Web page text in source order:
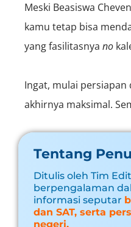
Meski Beasiswa
kamu tetap bisa
yang fasilitasnya no
Ingat, mulai persiapan
akhirnya maksimal.
Tentang
Ditulis oleh Tim
berpengalaman
informasi seputar
dan SAT, serta
negeri.